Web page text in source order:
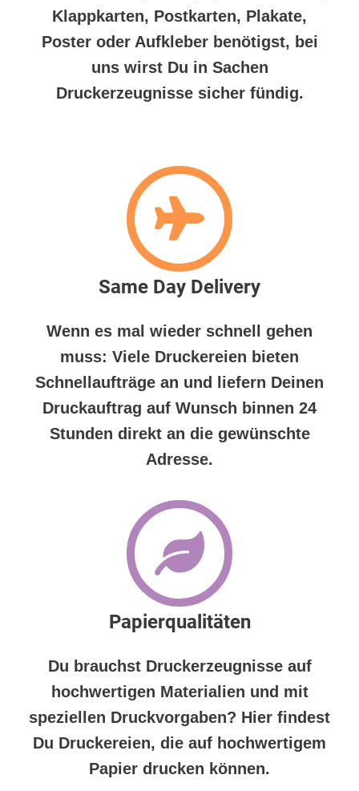
Klappkarten, Postkarten, Plakate,
Poster oder Aufkleber benötigst, bei
uns wirst Du in Sachen
Druckerzeugnisse sicher fündig.
Same Day Delivery
Wenn es mal wieder schnell gehen
muss: Viele Druckereien bieten
Schnellaufträge an und liefern Deinen
Druckauftrag auf Wunsch binnen 24
Stunden direkt an die gewünschte
Adresse.
Papierqualitäten
Du brauchst Druckerzeugnisse auf
hochwertigen Materialien und mit
speziellen Druckvorgaben? Hier findest
Du Druckereien, die auf hochwertigem
Papier drucken können.